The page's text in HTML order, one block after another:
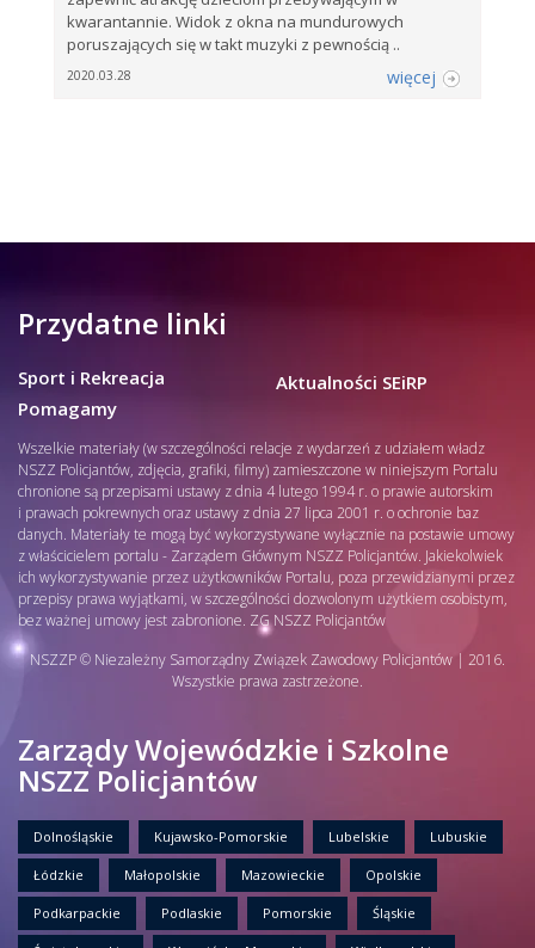
kwarantannie. Widok z okna na mundurowych
poruszających się w takt muzyki z pewnością ..
2020.03.28 więcej
Przydatne linki
Sport i Rekreacja
Pomagamy
Aktualności SEiRP
Wszelkie materiały (w szczególności relacje z wydarzeń z udziałem władz
NSZZ Policjantów, zdjęcia, grafiki, filmy) zamieszczone w niniejszym Portalu
chronione są przepisami ustawy z dnia 4 lutego 1994 r. o prawie autorskim
i prawach pokrewnych oraz ustawy z dnia 27 lipca 2001 r. o ochronie baz
danych. Materiały te mogą być wykorzystywane wyłącznie na postawie umowy
z właścicielem portalu - Zarządem Głównym NSZZ Policjantów. Jakiekolwiek
ich wykorzystywanie przez użytkowników Portalu, poza przewidzianymi przez
przepisy prawa wyjątkami, w szczególności dozwolonym użytkiem osobistym,
bez ważnej umowy jest zabronione. ZG NSZZ Policjantów
NSZZP © Niezależny Samorządny Związek Zawodowy Policjantów | 2016.
Wszystkie prawa zastrzeżone.
Zarządy Wojewódzkie i Szkolne
NSZZ Policjantów
Dolnośląskie Kujawsko-Pomorskie Lubelskie Lubuskie
Łódzkie Małopolskie Mazowieckie Opolskie
Podkarpackie Podlaskie Pomorskie Śląskie